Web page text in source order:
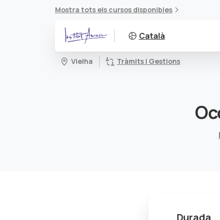
Mostra tots els cursos disponibles
Català
Vielha Tràmits i Gestions
Durada